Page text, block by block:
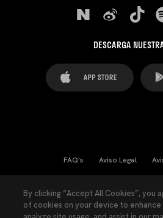
DESCARGA
FAQ's Aviso Legal
Ley Transparencia
By clicking “Accept All Cookies”, you
of cookies on your device to enhance